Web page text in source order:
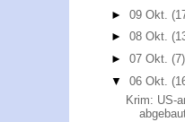
►09 Okt.
►08 Okt.
►07 Okt.(7)
▼06 Okt.
Krim: US-